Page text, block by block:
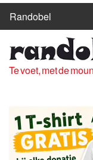
Randobel
ROUTES
CLUBS
OVER
LEDEN
ZICH AANMELDEN
Te voet, met de